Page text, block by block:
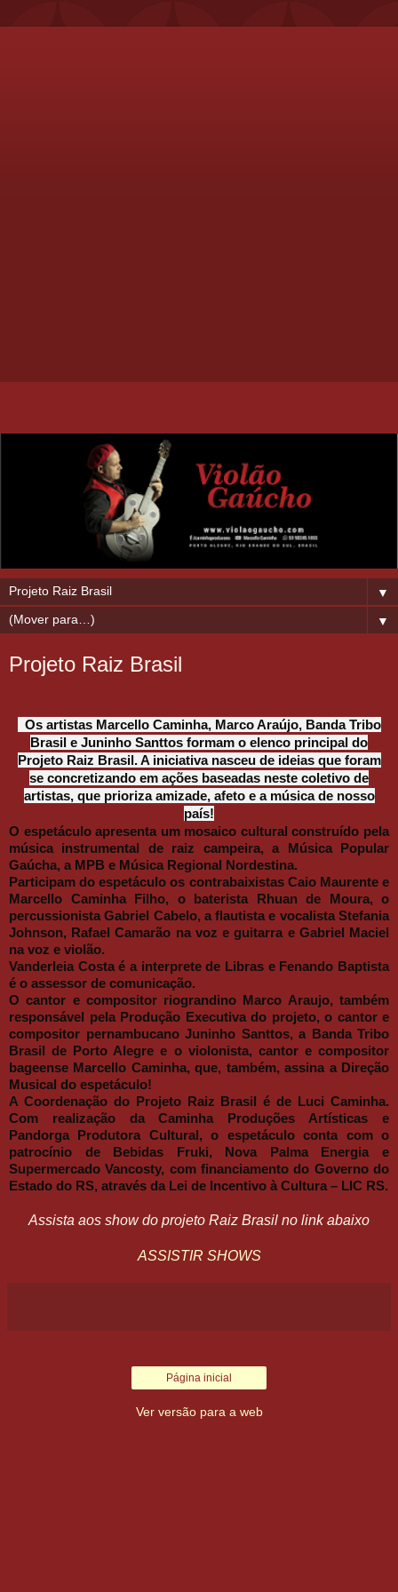
▼
▼
Projeto Raiz Brasil
Os artistas Marcello Caminha, Marco Araújo, Banda Tribo
Brasil e Juninho Santtos formam o elenco principal do
Projeto Raiz Brasil. A iniciativa nasceu de ideias que foram
se concretizando em ações baseadas neste coletivo de
artistas, que prioriza amizade, afeto e a música de nosso
país!
O espetáculo apresenta um mosaico cultural construído pela
música instrumental de raiz campeira, a Música Popular
Gaúcha, a MPB e Música Regional Nordestina.
Participam do espetáculo os contrabaixistas Caio Maurente e
Marcello Caminha Filho, o baterista Rhuan de Moura, o
percussionista Gabriel Cabelo, a flautista e vocalista Stefania
Johnson, Rafael Camarão na voz e guitarra e Gabriel Maciel
na voz e violão.
Vanderleia Costa é a interprete de Libras e Fenando Baptista
é o assessor de comunicação.
O cantor e compositor riograndino Marco Araujo, também
responsável pela Produção Executiva do projeto, o cantor e
compositor pernambucano Juninho Santtos, a Banda Tribo
Brasil de Porto Alegre e o violonista, cantor e compositor
bageense Marcello Caminha, que, também, assina a Direção
Musical do espetáculo!
A Coordenação do Projeto Raiz Brasil é de Luci Caminha.
Com realização da Caminha Produções Artísticas e
Pandorga Produtora Cultural, o espetáculo conta com o
patrocínio de Bebidas Fruki, Nova Palma Energia e
Supermercado Vancosty, com financiamento do Governo do
Estado do RS, através da Lei de Incentivo à Cultura – LIC RS.
Assista aos show do projeto Raiz Brasil no link abaixo
ASSISTIR SHOWS
Página inicial
Ver versão para a web